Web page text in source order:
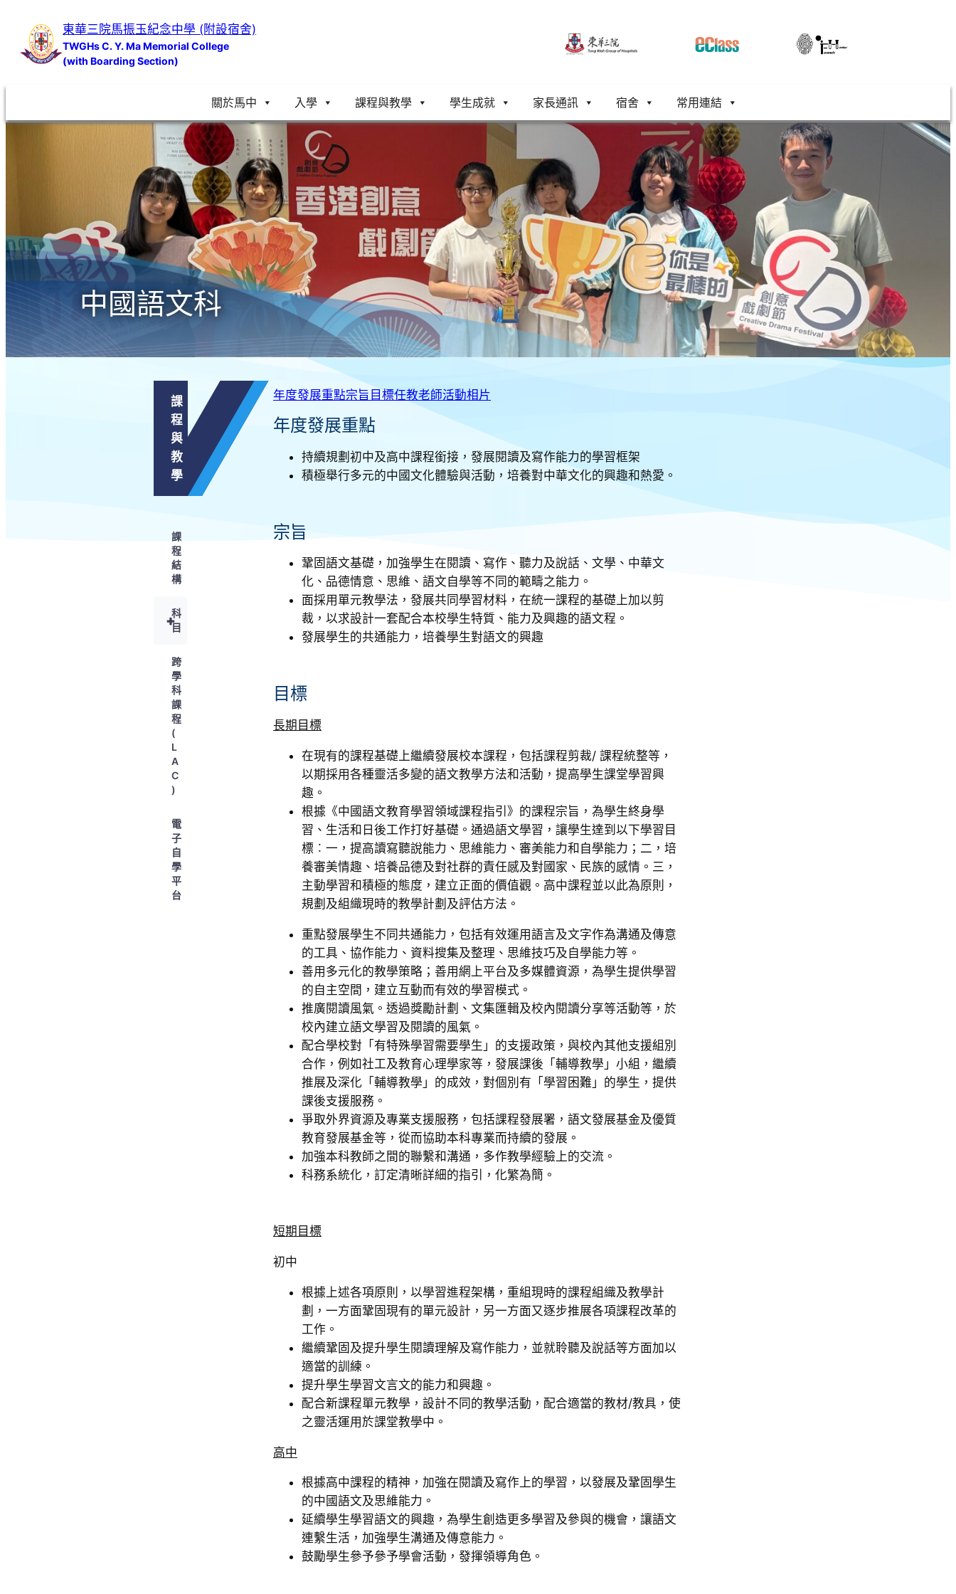
內
東華三院馬振玉紀念中學 (附設宿舍)
TWGHs C. Y. Ma Memorial College
(with Boarding Section)
關於馬中 入學 課程與教學 學生成就 家長通訊 宿舍 常用連結
中國語文科
課
程
與
教
學
課
程
結
構
+科
目
跨
學
科
課
程
(
L
A
C
)
電
子
自
學
平
台
年度發展重點宗旨 目標任教老師活動相片
年度發展重點
持續規劃初中及高中課程銜接，發展閱讀及寫作能力的學習框架
積極舉行多元的中國文化體驗與活動，培養對中華文化的興趣和熱愛。
宗旨
鞏固語文基礎，加強學生在閱讀、寫作、聽力及說話、文學、中華文
化、品德情意、思維、語文自學等不同的範疇之能力。
面採用單元教學法，發展共同學習材料，在統一課程的基礎上加以剪
裁，以求設計一套配合本校學生特質、能力及興趣的語文程。
發展學生的共通能力，培養學生對語文的興趣
目標
長期目標
在現有的課程基礎上繼續發展校本課程，包括課程剪裁/ 課程統整等，
以期採用各種靈活多變的語文教學方法和活動，提高學生課堂學習興
趣。
根據《中國語文教育學習領域課程指引》的課程宗旨，為學生終身學
習、生活和日後工作打好基礎。通過語文學習，讓學生達到以下學習目
標︰一，提高讀寫聽說能力、思維能力、審美能力和自學能力；二，培
養審美情趣、培養品德及對社群的責任感及對國家、民族的感情。三，
主動學習和積極的態度，建立正面的價值觀。高中課程並以此為原則，
規劃及組織現時的教學計劃及評估方法。
重點發展學生不同共通能力，包括有效運用語言及文字作為溝通及傳意
的工具、協作能力、資料搜集及整理、思維技巧及自學能力等。
善用多元化的教學策略；善用網上平台及多媒體資源，為學生提供學習
的自主空間，建立互動而有效的學習模式。
推廣閱讀風氣。透過獎勵計劃、文集匯輯及校內閱讀分享等活動等，於
校內建立語文學習及閱讀的風氣。
配合學校對「有特殊學習需要學生」的支援政策，與校內其他支援組別
合作，例如社工及教育心理學家等，發展課後「輔導教學」小組，繼續
推展及深化「輔導教學」的成效，對個別有「學習困難」的學生，提供
課後支援服務。
爭取外界資源及專業支援服務，包括課程發展署，語文發展基金及優質
教育發展基金等，從而協助本科專業而持續的發展。
加強本科教師之間的聯繫和溝通，多作教學經驗上的交流。
科務系統化，訂定清晰詳細的指引，化繁為簡。
短期目標
初中
根據上述各項原則，以學習進程架構，重組現時的課程組織及教學計
劃，一方面鞏固現有的單元設計，另一方面又逐步推展各項課程改革的
工作。
繼續鞏固及提升學生閱讀理解及寫作能力，並就聆聽及說話等方面加以
適當的訓練。
提升學生學習文言文的能力和興趣。
配合新課程單元教學，設計不同的教學活動，配合適當的教材/教具，使
之靈活運用於課堂教學中。
高中
根據高中課程的精神，加強在閱讀及寫作上的學習，以發展及鞏固學生
的中國語文及思維能力。
延續學生學習語文的興趣，為學生創造更多學習及參與的機會，讓語文
連繫生活，加強學生溝通及傳意能力。
鼓勵學生參予參予學會活動，發揮領導角色。